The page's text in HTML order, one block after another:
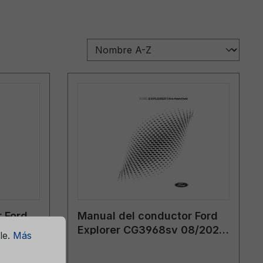
Ford
2026
Manual del conductor Ford
Explorer CG3968sv 08/2024
Más